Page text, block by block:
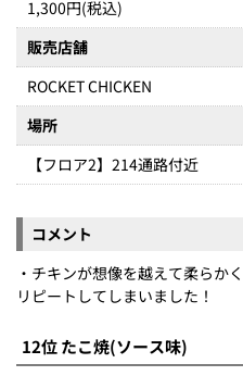
1,300円(税込)
販売店舗
ROCKET CHICKEN
場所
【フロア2】214通路付近
コメント
・チキンが想像を越えて柔らか
リピートしてしまいました！
12位 たこ焼(ソース味)